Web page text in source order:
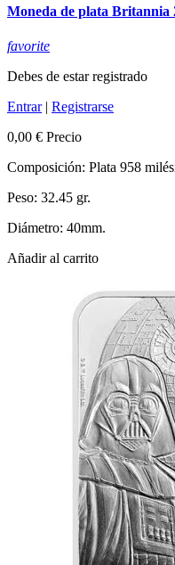
Moneda de plata Britannia
favorite
Debes de estar registrado
Entrar| Registrarse
0,00 € Precio
Composición: Plata 958
Peso: 32.45 gr.
Diámetro: 40mm.
Añadir al carrito